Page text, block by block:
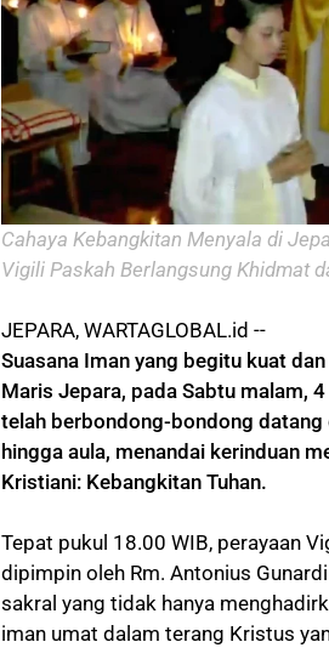
Cahaya Kebangkitan Menyala di
Vigili Paskah Berlangsung Khidmat
JEPARA, WARTAGLOBAL.id --
Suasana Iman yang begitu kuat
Maris Jepara, pada Sabtu malam,
telah berbondong-bondong datang
hingga aula, menandai kerinduan
Kristiani: Kebangkitan Tuhan.
Tepat pukul 18.00 WIB, perayaan
dipimpin oleh Rm. Antonius
sakral yang tidak hanya
iman umat dalam terang Kristus